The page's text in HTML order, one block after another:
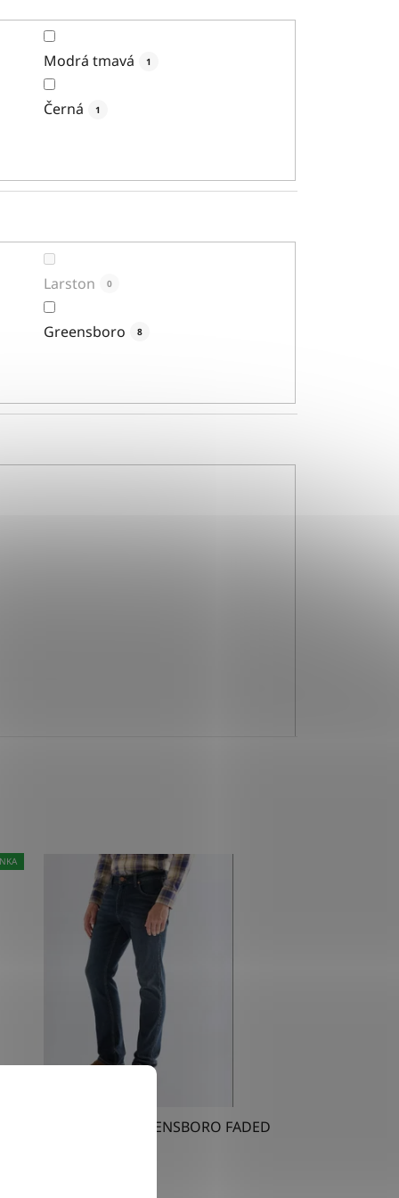
Modrá tmavá 1
Černá 1
Larston 0
Greensboro 8
Kalhoty Wrangler GREENSBORO FADED